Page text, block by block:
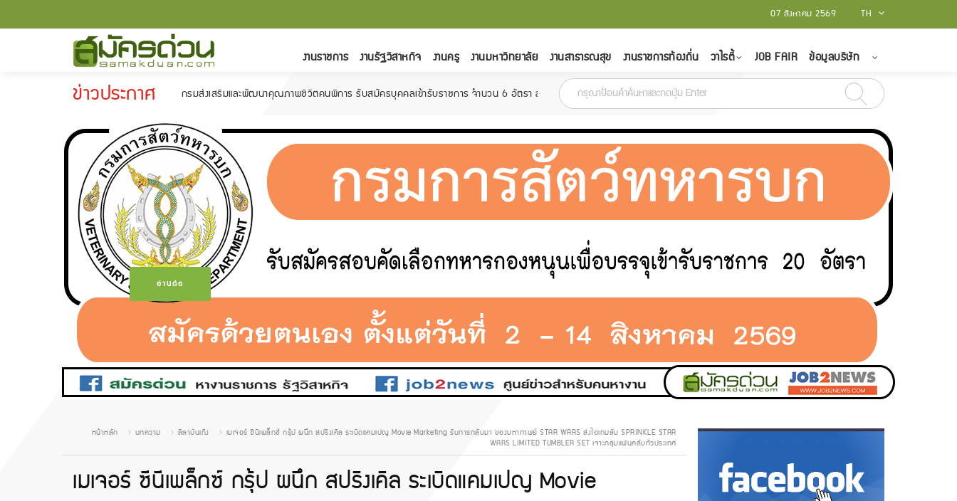
TH
07 สิงหาคม 2569
งานราชการ งานรัฐวิสาหกิจ งานครู งานมหาวิทยาลัย งานสาธารณสุข งานราชการท้องถิ่น วาไรตี้ JOB FAIR ข้อมูลบริษัท
ข่าวประกาศกรมส่งเสริมและพัฒนาคุณภาพชีวิตคนพิการ รับสมัครบุคคลเข้ารับราชการ จำนวน 6 อัตรา สมัครตั้งแต่วันที่ 18 กุมภาพันธ์ - 15 มีนาคม 2565 สถาบันบัณฑิตพัฒนศิลป์ รับสมัครบุคคลเป็นพนักงานราชการ
-
อ่านต่อ
หน้าหลัก บทความ ลีลาบันเทิง
เมเจอร์ ซีนีเพล็กซ์ กรุ้ป ผนึก สปริงเคิล ระเบิดแคมเปญ Movie Marketing รับการกลับมา ของมหากาพย์ STAR WARS ส่งไอเทมลับ SPRINKLE STAR
WARS LIMITED TUMBLER SET เจาะกลุ่มแฟนคลับทั่วประเทศ
เมเจอร์ ซีนีเพล็กซ์ กรุ้ป ผนึก สปริงเคิล ระเบิดแคมเปญ Movie
.